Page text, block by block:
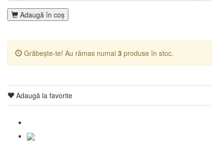
Adaugă în coş
Grăbește-te! Au rămas numai 3 produse în stoc.
Adaugă la favorite